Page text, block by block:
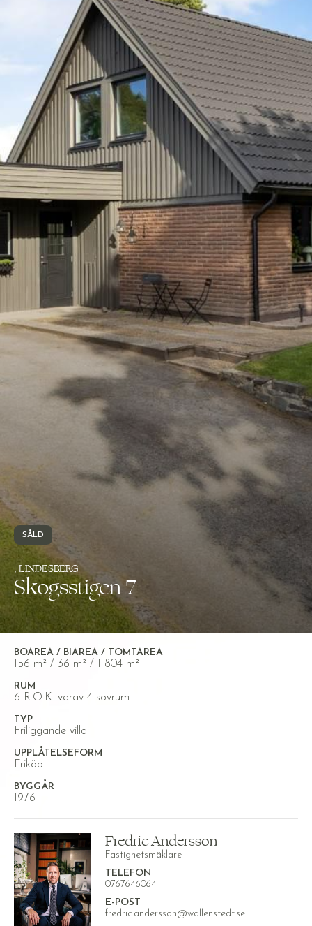
SÅLD
, LINDESBERG
Skogsstigen 7
BOAREA / BIAREA / TOMTAREA
156 m² / 36 m² / 1 804 m²
RUM
6 R.O.K. varav 4 sovrum
TYP
Friliggande villa
UPPLÅTELSEFORM
Friköpt
BYGGÅR
1976
Fredric Andersson
Fastighetsmäklare
TELEFON
0767646064
E-POST
fredric.andersson@wallenstedt.se